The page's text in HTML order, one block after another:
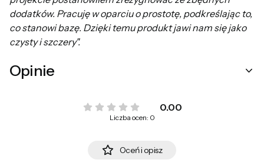
dodatków. Pracuję w oparciu o prostotę, podkreślając to,
co stanowi bazę. Dzięki temu produkt jawi nam się jako
czysty i szczery".
Opinie
0.00
Liczba ocen: 0
Oceń i opisz